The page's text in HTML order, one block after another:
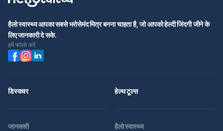
हैलो स्वास्थ्य आपका सबसे भरोसेमंद मित्र बनना चाहता है, जो आपको हेल्दी जिंदगी जीने के
लिए जानकारी दे सके.
हमें फॉलो करें
डिस्कवर हेल्थ टूल्स
जानकारी
हैलो स्वास्थ्य